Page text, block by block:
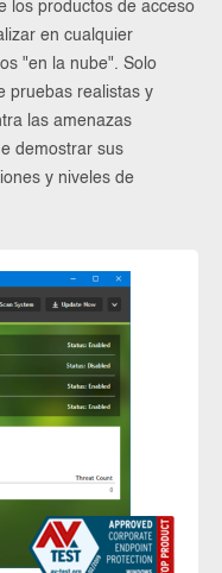
los productos de acceso
en cualquier
"en la nube". Solo
pruebas realistas y
las amenazas
demostrar sus
y niveles de